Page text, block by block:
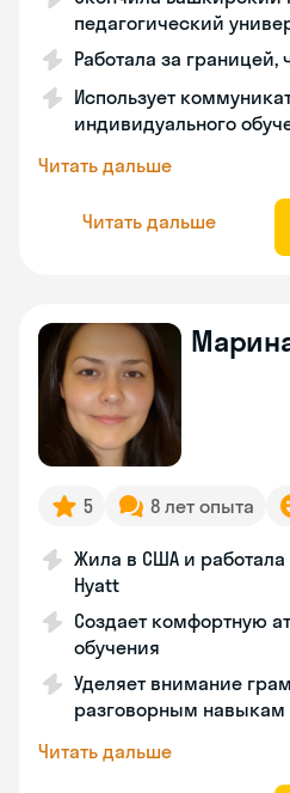
педагогический
Работала за границей,
Использует
индивидуального
Читать дальше
Читать дальше
5 8 лет опыта
Жила в США и работала
Hyatt
Создает комфортную
обучения
Уделяет внимание
разговорным навыкам
Читать дальше